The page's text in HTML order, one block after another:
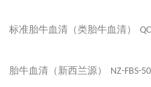
标准胎牛血清（类胎牛血清）
胎牛血清（新西兰源） NZ-FBS-